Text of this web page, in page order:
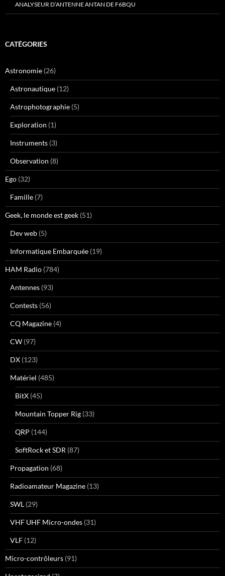
ANALYSEUR D’ANTENNE ANTAN DE F6BQU
CATÉGORIES
Astronomie (26)
Astronautique (12)
Astrophotographie (5)
Exploration (1)
Instruments (3)
Observation (8)
Ego (32)
Famille (7)
Geek, le monde est geek (51)
Dev web (5)
Informatique Embarquée (19)
HAM Radio (784)
Antennes (93)
Contests (56)
CQ Magazine (4)
CW (97)
DX (123)
Matériel (485)
BitX (45)
Mountain Topper Rig (33)
QRP (144)
SoftRock et SDR (87)
Propagation (68)
Radioamateur Magazine (13)
SWL (29)
VHF UHF Micro-ondes (31)
VLF (12)
Micro-contrôleurs (91)